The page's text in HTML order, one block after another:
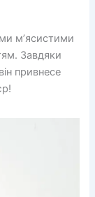
м’ясистими
Завдяки
привнесе